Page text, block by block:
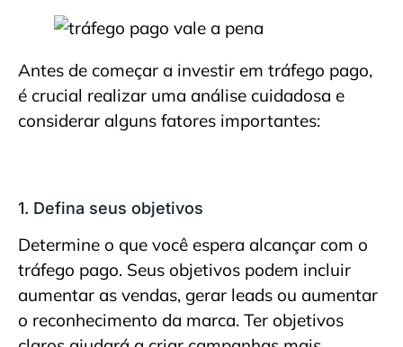
Antes de começar a investir em tráfego pago,
é crucial realizar uma análise cuidadosa e
considerar alguns fatores importantes:
1. Defina seus objetivos
Determine o que você espera alcançar com o
tráfego pago. Seus objetivos podem incluir
aumentar as vendas, gerar leads ou aumentar
o reconhecimento da marca. Ter objetivos